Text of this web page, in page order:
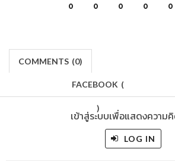
0 0 0 0 0
COMMENTS (0)
FACEBOOK (
)
เข้าสู่ระบบเพื่อแสดงความ
LOG IN